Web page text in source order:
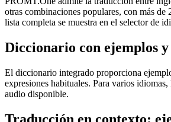
otras combinaciones populares, con más de
lista completa se muestra en el selector de
Diccionario con ejemplos
El diccionario integrado proporciona
expresiones habituales. Para varios
audio disponible.